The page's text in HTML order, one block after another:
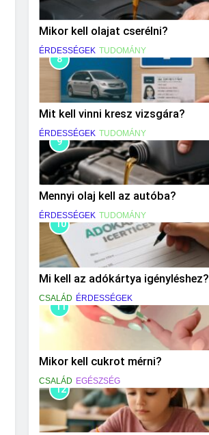
Mikor kell olajat cserélni?
ÉRDESSÉGEK TUDOMÁNY
8
Mit kell vinni kresz vizsgára?
ÉRDESSÉGEK TUDOMÁNY
9
Mennyi olaj kell az autóba?
ÉRDESSÉGEK TUDOMÁNY
10
Mi kell az adókártya igényléshez?
CSALÁD ÉRDESSÉGEK
11
Mikor kell cukrot mérni?
CSALÁD EGÉSZSÉG
12